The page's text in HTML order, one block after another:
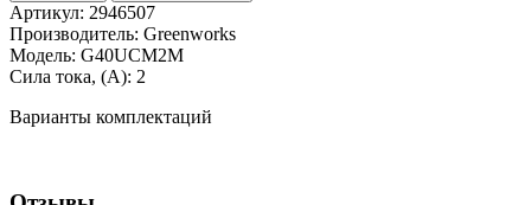
Артикул: 2946507
Производитель: Greenworks
Модель: G40UCM2M
Сила тока, (А): 2
Варианты комплектаций